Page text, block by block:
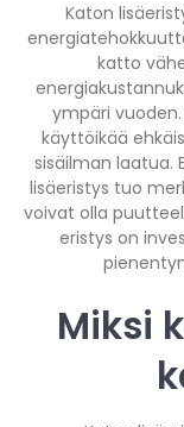
Katon
katto
ympäri
käyttöikää
sisäilman laatua.
lisäeristys tuo
voivat olla
eristys on
Miksi